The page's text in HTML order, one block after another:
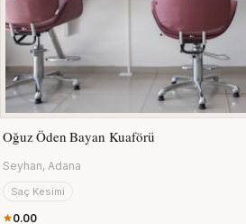
Oğuz Öden Bayan Kuaförü
Seyhan, Adana
Saç Kesimi
0.00